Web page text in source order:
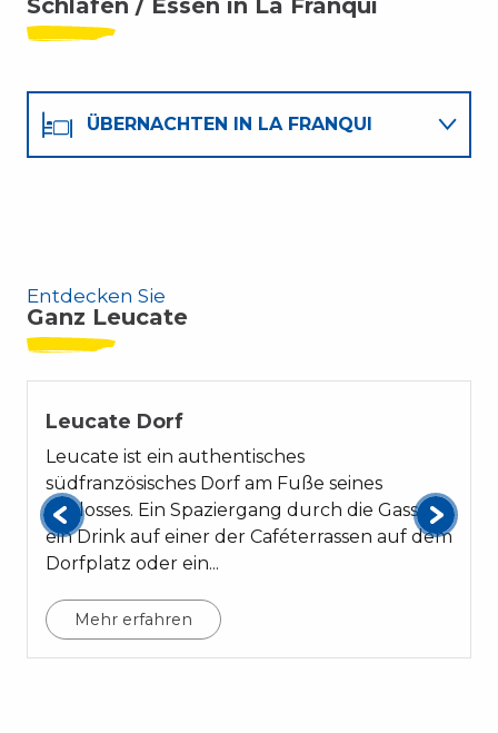
Schlafen / Essen in La Franqui
ÜBERNACHTEN IN LA FRANQUI
Entdecken Sie
Ganz Leucate
Leucate Dorf
Leucate ist ein authentisches
südfranzösisches Dorf am Fuße seines
Schlosses. Ein Spaziergang durch die Gassen,
ein Drink auf einer der Caféterrassen auf dem
Dorfplatz oder ein...
Mehr erfahren